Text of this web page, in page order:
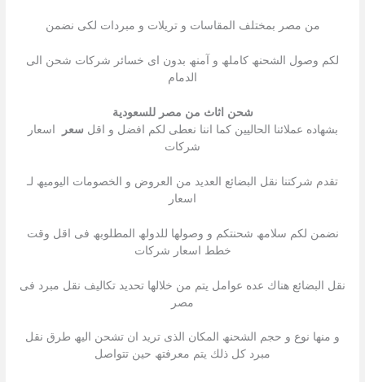
من مصر بمختلف المقاسات و تریلات و مبردات لكى نضمن
لكم وصول الشحنھ كاملھ و آمنھ بدون اى خسائر شركات شحن الى
الدمام
شحن اثاث من مصر للسعودية
بشھاده عملائنا الحالیین كما اننا نعطى لكم افضل و اقل سعر
اسعار
شركات
تقدم شركتنا نقل البضائع العدید من العروض و الخصومات الیومیھ لـ
اسعار
نضمن لكم سلامھ شحنتكم و وصولھا للدولھ المطلوبھ فى اقل وقت
خطط اسعار شركات
نقل البضائع ھناك عده عوامل یتم من خلالھا تحدید تكالیف نقل مبرد فى
مصر
و منھا نوع و حجم الشحنھ المكان الذى ترید ان تشحن الیھ طرق نقل
مبرد كل ذلك یتم معرفتھ حین تتواصل